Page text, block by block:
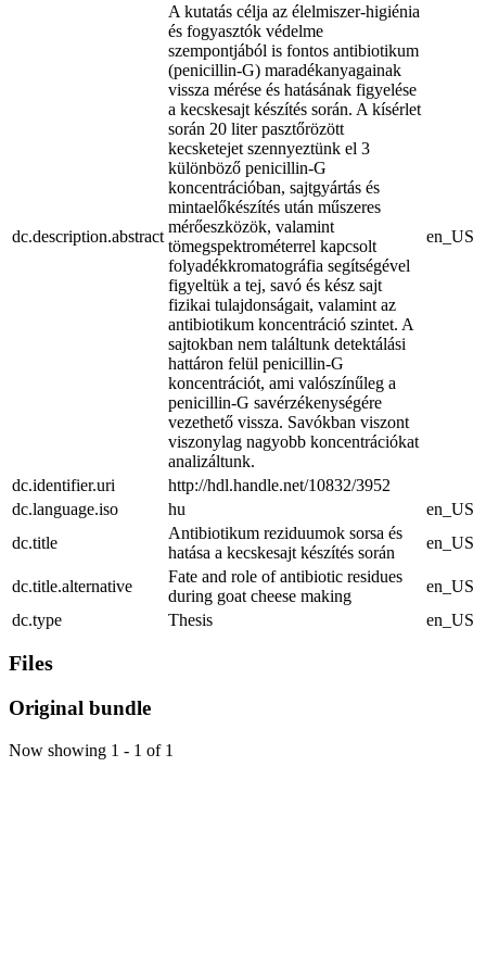
dc.description.abstract
A kutatás célja az élelmiszer-higiénia
és fogyasztók védelme
szempontjából is fontos antibiotikum
(penicillin-G) maradékanyagainak
vissza mérése és hatásának figyelése
a kecskesajt készítés során. A kísérlet
során 20 liter pasztőrözött
kecsketejet szennyeztünk el 3
különböző penicillin-G
koncentrációban, sajtgyártás és
mintaelőkészítés után műszeres
mérőeszközök, valamint
tömegspektrométerrel kapcsolt
folyadékkromatográfia segítségével
figyeltük a tej, savó és kész sajt
fizikai tulajdonságait, valamint az
antibiotikum koncentráció szintet. A
sajtokban nem találtunk detektálási
hattáron felül penicillin-G
koncentrációt, ami valószínűleg a
penicillin-G savérzékenységére
vezethető vissza. Savókban viszont
viszonylag nagyobb koncentrációkat
analizáltunk.
en_US
dc.identifier.uri
http://hdl.handle.net/10832/3952
dc.language.iso
hu
en_US
dc.title
Antibiotikum reziduumok sorsa és
hatása a kecskesajt készítés során
en_US
dc.title.alternative
Fate and role of antibiotic residues
during goat cheese making
en_US
dc.type
Thesis en_US
Files
Original bundle
Now showing 1 - 1 of 1